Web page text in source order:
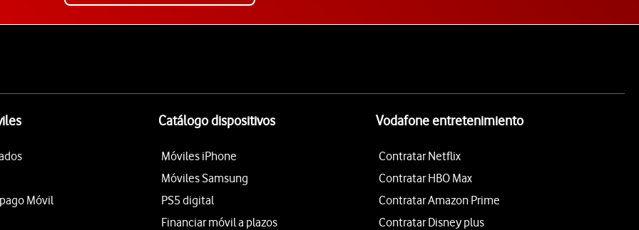
Móvil
Catálogo dispositivos
Móviles iPhone
Móviles Samsung
PS5 digital
Financiar móvil a plazos
Vodafone entretenimiento
Contratar Netflix
Contratar HBO Max
Contratar Amazon Prime
Contratar Disney plus